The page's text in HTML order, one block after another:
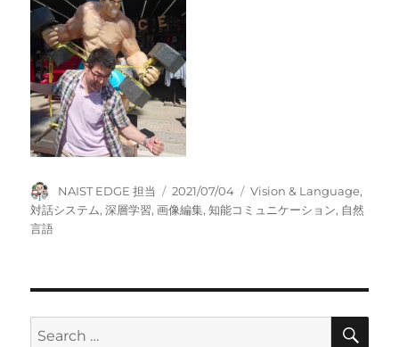
Author
NAIST EDGE 担当
Posted
on
2021/07/04 Tags
Vision & Language,
対話システム,深層学習,画像編集,知能コミュニケーション, 自然
言語
Search